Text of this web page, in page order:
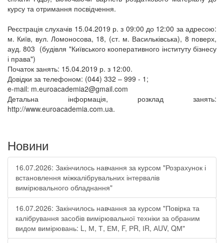
курсу та отримання посвідчення.
Реєстрація слухачів 15.04.2019 р. з 09:00 до 12:00 за адресою:
м. Київ, вул. Ломоносова, 18, (ст. м. Васильківська), 8 поверх,
ауд. 803 (будівля "Київського кооперативного інституту бізнесу
і права")
Початок занять: 15.04.2019 р. з 12:00.
Довідки за телефоном: (044) 332 – 999 - 1;
e-mail: m.euroacademia2@gmail.com
Детальна інформація, розклад занять:
http://www.euroacademia.com.ua.
Новини
16.07.2026: Закінчилось навчання за курсом "Розрахунок і
встановлення міжкалібрувальних інтервалів
вимірювального обладнання"
16.07.2026: Закінчилось навчання за курсом "Повірка та
калібрування засобів вимірювальної техніки за обраним
видом вимірювань: L, М, Т, ЕМ, F, РR, ІR, АUV, QМ"